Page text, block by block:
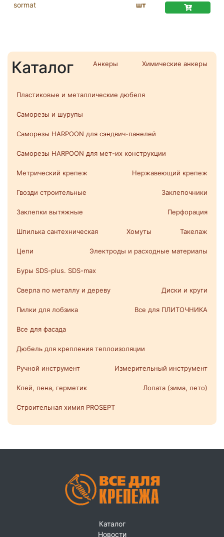
Каталог Анкеры Химические анкеры
Пластиковые и металлические дюбеля
Саморезы и шурупы
Саморезы HARPOON для сэндвич-панелей
Саморезы HARPOON для мет-их конструкции
Метрический крепеж Нержавеющий крепеж
Гвозди строительные Заклепочники
Заклепки вытяжные Перфорация
Шпилька сантехническая Хомуты Такелаж
Цепи Электроды и расходные материалы
Буры SDS-plus. SDS-max
Сверла по металлу и дереву Диски и круги
Пилки для лобзика Все для ПЛИТОЧНИКА
Все для фасада
Дюбель для крепления теплоизоляции
Ручной инструмент Измерительный инструмент
Клей, пена, герметик Лопата (зима, лето)
Строительная химия PROSEPT
sormat
шт
Каталог
Новости